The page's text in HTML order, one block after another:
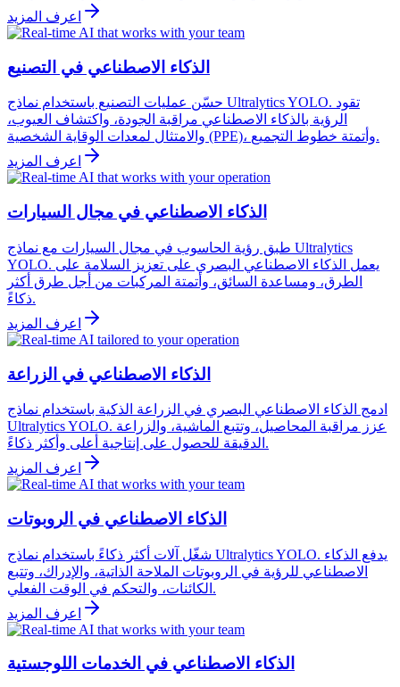
اعرف المزيد
الذكاء الاصطناعي في التصنيع
حسّن عمليات التصنيع باستخدام نماذج Ultralytics YOLO. تقود
الرؤية بالذكاء الاصطناعي مراقبة الجودة، واكتشاف العيوب،
والامتثال لمعدات الوقاية الشخصية (PPE)، وأتمتة خطوط التجميع.
اعرف المزيد
الذكاء الاصطناعي في مجال السيارات
طبق رؤية الحاسوب في مجال السيارات مع نماذج Ultralytics
YOLO. يعمل الذكاء الاصطناعي البصري على تعزيز السلامة على
الطرق، ومساعدة السائق، وأتمتة المركبات من أجل طرق أكثر
ذكاءً.
اعرف المزيد
الذكاء الاصطناعي في الزراعة
ادمج الذكاء الاصطناعي البصري في الزراعة الذكية باستخدام نماذج
Ultralytics YOLO. عزز مراقبة المحاصيل، وتتبع الماشية، والزراعة
الدقيقة للحصول على إنتاجية أعلى وأكثر ذكاءً.
اعرف المزيد
الذكاء الاصطناعي في الروبوتات
شغّل آلات أكثر ذكاءً باستخدام نماذج Ultralytics YOLO. يدفع الذكاء
الاصطناعي للرؤية في الروبوتات الملاحة الذاتية، والإدراك، وتتبع
الكائنات، والتحكم في الوقت الفعلي.
اعرف المزيد
الذكاء الاصطناعي في الخدمات اللوجستية